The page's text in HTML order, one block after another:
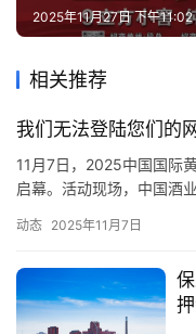
2025年11月27日 下午11:02
相关推荐
我们无法登陆您们的
11月7日，2025中国国际
启幕。活动现场，中国酒
发展根基，已初显成效 自
惠、技术改造专项基金等
动态 2025年11月7日